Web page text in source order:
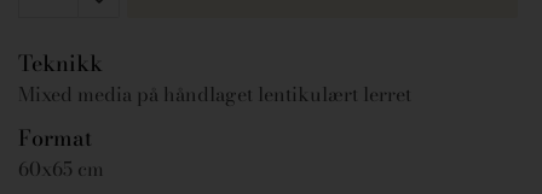
Teknikk
Mixed media på håndlaget lentikulært lerret
Format
60x65 cm